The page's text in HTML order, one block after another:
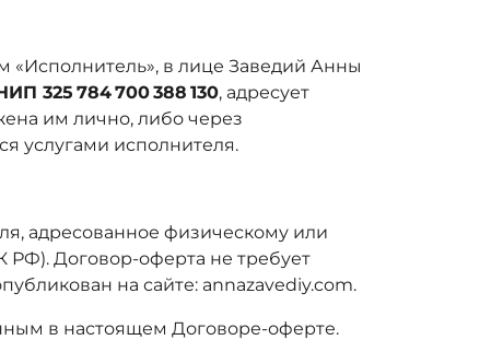
в лице Заведий Анны
325 784 700 388 130, адресует
им лично, либо через
услугами исполнителя.
адресованное физическому или
РФ). Договор-оферта не требует
на сайте: annazavediy.com.
в настоящем Договоре-оферте.